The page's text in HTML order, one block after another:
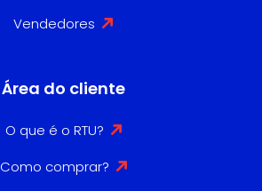
Vendedores
Área do cliente
O que é o RTU?
Como comprar?